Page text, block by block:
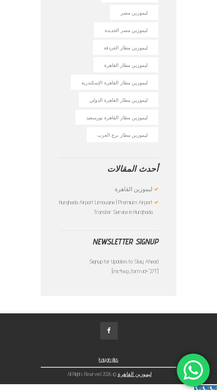
ليموزين مصر
ليموزين مصر الجديدة
ليموزين مطار الغردقة
ليموزين مطار القاهرة
ليموزين مطار القاهرة الإسكندرية
ليموزين مطار القاهرة الدولي
ليموزين مطار القاهرة بورسعيد
ليموزين مطار برج العرب
أحدث المقالات
ليموزين القاهرة
Hurghada Airport Limousine | Premium Airport
Transfer Service in Hurghada
NEWSLETTER SIGNUP
Signup for Updates to Stay Ahead
[mc4wp_form id="271"]
kayan plus
ليموزين القاهرة © 2026 All Rights Reserved